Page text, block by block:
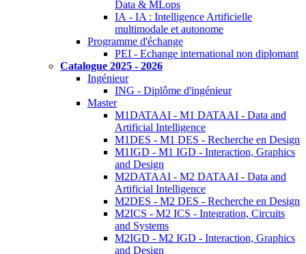
Data & MLops
IA - IA : Intelligence Artificielle
multimodale et autonome
Programme d'échange
PEI - Echange international non diplomant
Catalogue 2025 - 2026
Ingénieur
ING - Diplôme d'ingénieur
Master
M1DATAAI - M1 DATAAI - Data and
Artificial Intelligence
M1DES - M1 DES - Recherche en Design
M1IGD - M1 IGD - Interaction, Graphics
and Design
M2DATAAI - M2 DATAAI - Data and
Artificial Intelligence
M2DES - M2 DES - Recherche en Design
M2ICS - M2 ICS - Integration, Circuits
and Systems
M2IGD - M2 IGD - Interaction, Graphics
and Design